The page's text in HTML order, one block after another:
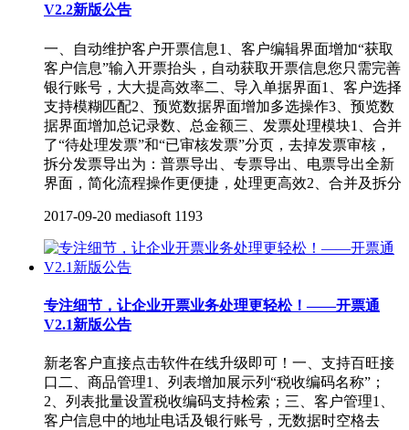
V2.2新版公告
一、自动维护客户开票信息1、客户编辑界面增加“获取
客户信息”输入开票抬头，自动获取开票信息您只需完善
银行账号，大大提高效率二、导入单据界面1、客户选择
支持模糊匹配2、预览数据界面增加多选操作3、预览数
据界面增加总记录数、总金额三、发票处理模块1、合并
了“待处理发票”和“已审核发票”分页，去掉发票审核，
拆分发票导出为：普票导出、专票导出、电票导出全新
界面，简化流程操作更便捷，处理更高效2、合并及拆分
2017-09-20 mediasoft 1193
专注细节，让企业开票业务处理更轻松！——开票通
V2.1新版公告
新老客户直接点击软件在线升级即可！一、支持百旺接
口二、商品管理1、列表增加展示列“税收编码名称”；
2、列表批量设置税收编码支持检索；三、客户管理1、
客户信息中的地址电话及银行账号，无数据时空格去